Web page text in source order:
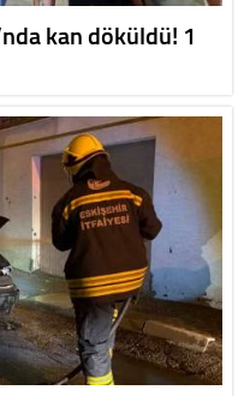
kan döküldü! 1